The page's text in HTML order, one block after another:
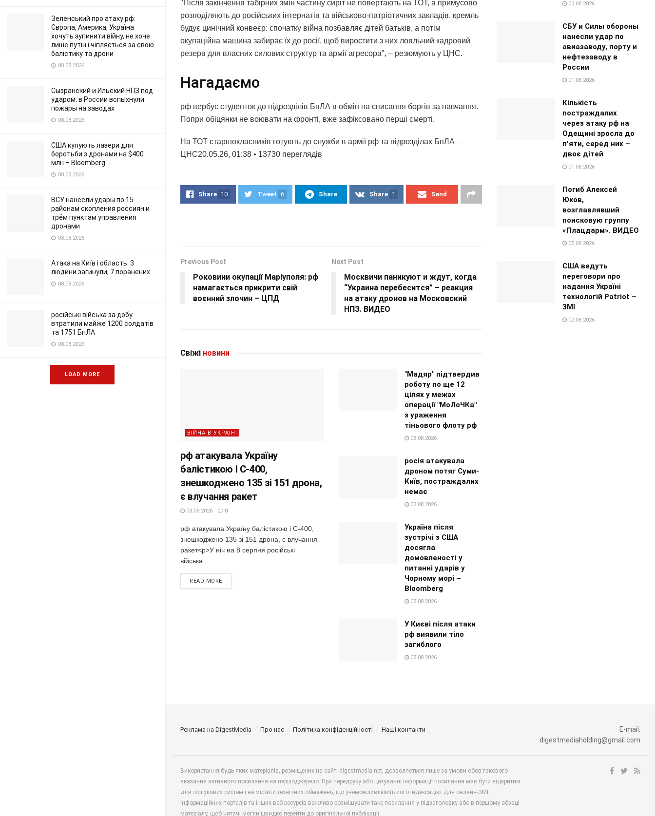
Зеленський про атаку рф:
Європа, Америка, Україна
хочуть зупинити війну, не хоче
лише путін і чіпляється за свою
балістику та дрони
08.08.2026
Сызранский и Ильский НПЗ под
ударом: в России вспыхнули
пожары на заводах
08.08.2026
США купують лазери для
боротьби з дронами на $400
млн – Bloomberg
08.08.2026
ВСУ нанесли удары по 15
районам скопления россиян и
трём пунктам управления
дронами
08.08.2026
Атака на Київ і область: 3
людини загинули, 7 поранених
08.08.2026
російські війська за добу
втратили майже 1200 солдатів
та 1751 БпЛА
08.08.2026
LOAD MORE
"Після закінчення табірних змін частину сиріт не повертають на ТОТ, а примусово
розподіляють до російських інтернатів та військово-патріотичних закладів. кремль
будує цинічний конвеєр: спочатку війна позбавляє дітей батьків, а потім
окупаційна машина забирає їх до росії, щоб виростити з них лояльний кадровий
резерв для власних силових структур та армії агресора", – резюмують у ЦНС.
Нагадаємо
рф вербує студенток до підрозділів БпЛА в обмін на списання боргів за навчання.
Попри обіцянки не воювати на фронті, вже зафіксовано перші смерті.
На ТОТ старшокласників готують до служби в армії рф та підрозділах БпЛА –
ЦНС20.05.26, 01:38 • 13730 переглядiв
Share 10 Tweet 6 Share Share 1 Send
Previous Post
Роковини окупації Маріуполя: рф
намагається прикрити свій
воєнний злочин – ЦПД
Next Post
Москвичи паникуют и ждут, когда
“Украина перебесится” – реакция
на атаку дронов на Московский
НПЗ. ВИДЕО
Свіжі новини
ВІЙНА В УКРАЇНІ
рф атакувала Україну
балістикою і С-400,
знешкоджено 135 зі 151 дрона,
є влучання ракет
08.08.2026 0
рф атакувала Україну балістикою і С-400,
знешкоджено 135 зі 151 дрона, є влучання
ракет<p>У ніч на 8 серпня російські
війська...
READ MORE
"Мадяр" підтвердив
роботу по ще 12
цілях у межах
операції "МоЛоЧКа"
з ураження
тіньового флоту рф
08.08.2026
росія атакувала
дроном потяг Суми-
Київ, постраждалих
немає
08.08.2026
Україна після
зустрічі з США
досягла
домовленості у
питанні ударів у
Чорному морі –
Bloomberg
08.08.2026
У Києві після атаки
рф виявили тіло
загиблого
08.08.2026
03.08.2026
СБУ и Силы обороны
нанесли удар по
авиазаводу, порту и
нефтезаводу в
России
01.08.2026
Кількість
постраждалих
через атаку рф на
Одещині зросла до
п'яти, серед них –
двоє дітей
01.08.2026
Погиб Алексей
Юков,
возглавлявший
поисковую группу
«Плацдарм». ВИДЕО
05.08.2026
США ведуть
переговори про
надання Україні
технологій Patriot –
ЗМІ
02.08.2026
Реклама на DigestMedia Про нас Політика конфіденційності Наші контакти
E-mail:
digestmediaholding@gmail.com
Використання будь-яких матеріалів, розміщених на сайті digestmedia.net, дозволяється лише за умови обов’язкового
вказання активного посилання на першоджерело. При передруку або цитуванні інформації посилання має бути відкритим
для пошукових систем і не містити технічних обмежень, що унеможливлюють його індексацію. Для онлайн-ЗМІ,
інформаційних порталів та інших веб-ресурсів важливо розміщувати таке посилання у підзаголовку або в першому абзаці
матеріалу, щоб читачі могли швидко перейти до оригінальної публікації.